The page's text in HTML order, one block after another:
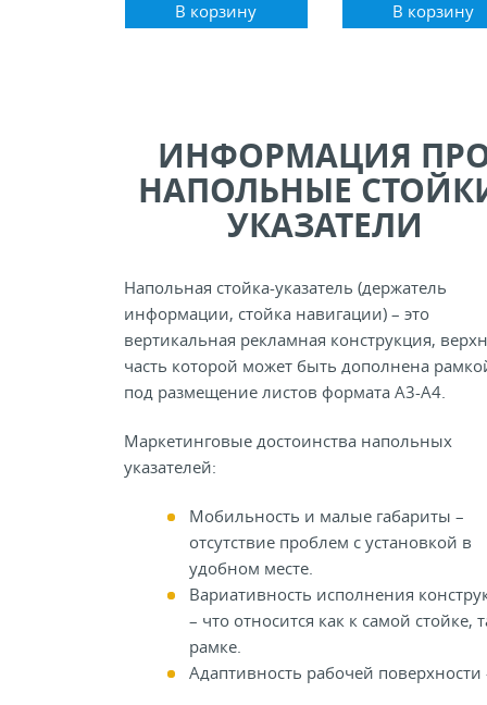
В корзину В корзину
ИНФОРМАЦИЯ
НАПОЛЬНЫЕ
УКАЗАТЕЛИ
Напольная стойка-указатель (держатель
информации, стойка навигации) – это
вертикальная рекламная конструкция,
часть которой может быть дополнена
под размещение листов формата А3-А4.
Маркетинговые достоинства напольных
указателей:
Мобильность и малые габариты –
отсутствие проблем с установкой в
удобном месте.
Вариативность исполнения
– что относится как к самой стойке,
рамке.
Адаптивность рабочей поверхности